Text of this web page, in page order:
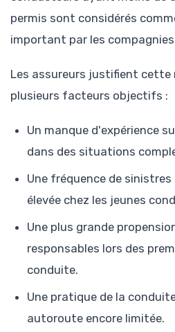
permis sont considérés
important par les
Les assureurs justifient
plusieurs facteurs objectifs :
Un manque d'expérience
dans des situations
Une fréquence de
élevée chez les jeunes
Une plus grande
responsables lors des
conduite.
Une pratique de la
autoroute encore limitée.